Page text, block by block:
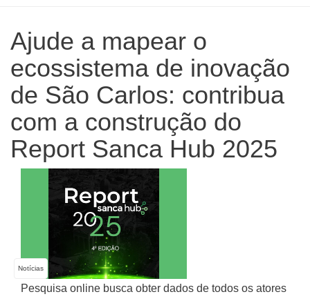
Ajude a mapear o
ecossistema de inovação
de São Carlos: contribua
com a construção do
Report Sanca Hub 2025
Notícias
Pesquisa online busca obter dados de todos os atores